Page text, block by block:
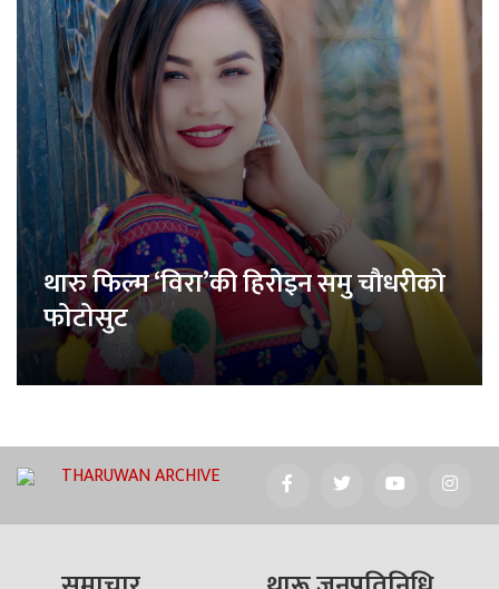
थारु फिल्म ‘विरा’की हिरोइन समु चौधरीको
फोटोसुट
THARUWAN ARCHIVE